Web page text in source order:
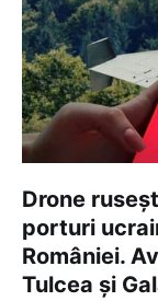
Drone
porturi
României.
Tulcea și